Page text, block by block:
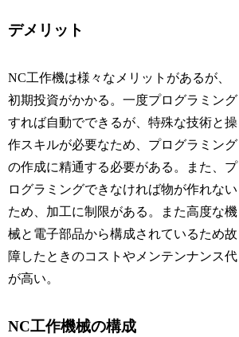
デメリット
NC工作機は様々なメリットがあるが、
初期投資がかかる。一度プログラミング
すれば自動でできるが、特殊な技術と操
作スキルが必要なため、プログラミング
の作成に精通する必要がある。また、プ
ログラミングできなければ物が作れない
ため、加工に制限がある。また高度な機
械と電子部品から構成されているため故
障したときのコストやメンテンナンス代
が高い。
NC工作機械の構成